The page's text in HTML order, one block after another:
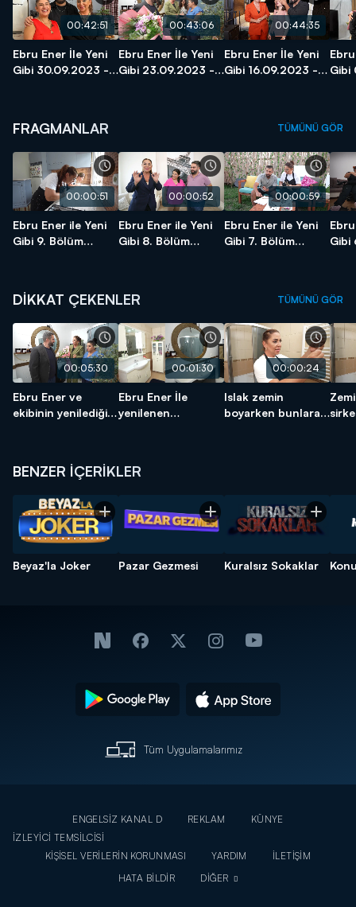
00:42:51
Ebru Ener İle Yeni
Gibi 30.09.2023 -
00:43:06
Ebru Ener İle Yeni
Gibi 23.09.2023 -
00:44:35
Ebru Ener İle Yeni
Gibi 16.09.2023 -
Gibi
FRAGMANLAR TÜMÜNÜ GÖR
00:00:51
Ebru Ener ile Yeni
Gibi 9. Bölüm
00:00:52
Ebru Ener ile Yeni
Gibi 8. Bölüm
00:00:59
Ebru Ener ile Yeni
Gibi 7. Bölüm
Gibi
DİKKAT ÇEKENLER TÜMÜNÜ GÖR
00:05:30
Ebru Ener ve
ekibinin yenilediği
00:01:30
Ebru Ener İle
yenilenen
00:00:24
Islak zemin
boyarken bunlara
BENZER İÇERİKLER
Beyaz'la Joker Pazar Gezmesi Kuralsız Sokaklar
Tüm Uygulamalarımız
ENGELSİZ KANAL D REKLAM
KÜNYE
İZLEYİCİ TEMSİLCİSİ
KİŞİSEL VERİLERİN KORUNMASI
YARDIM
İLETİŞİM
HATA BİLDİR
DİĞER